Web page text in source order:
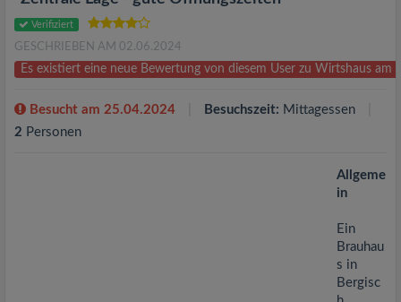
Verifiziert
GESCHRIEBEN AM 02.06.2024
Es existiert eine neue Bewertung von diesem User zu Wirtshaus am
Besucht am 25.04.2024 Besuchszeit: Mittagessen
2 Personen
Allgeme
in
Ein
Brauhau
s in
Bergisc
a
t
i